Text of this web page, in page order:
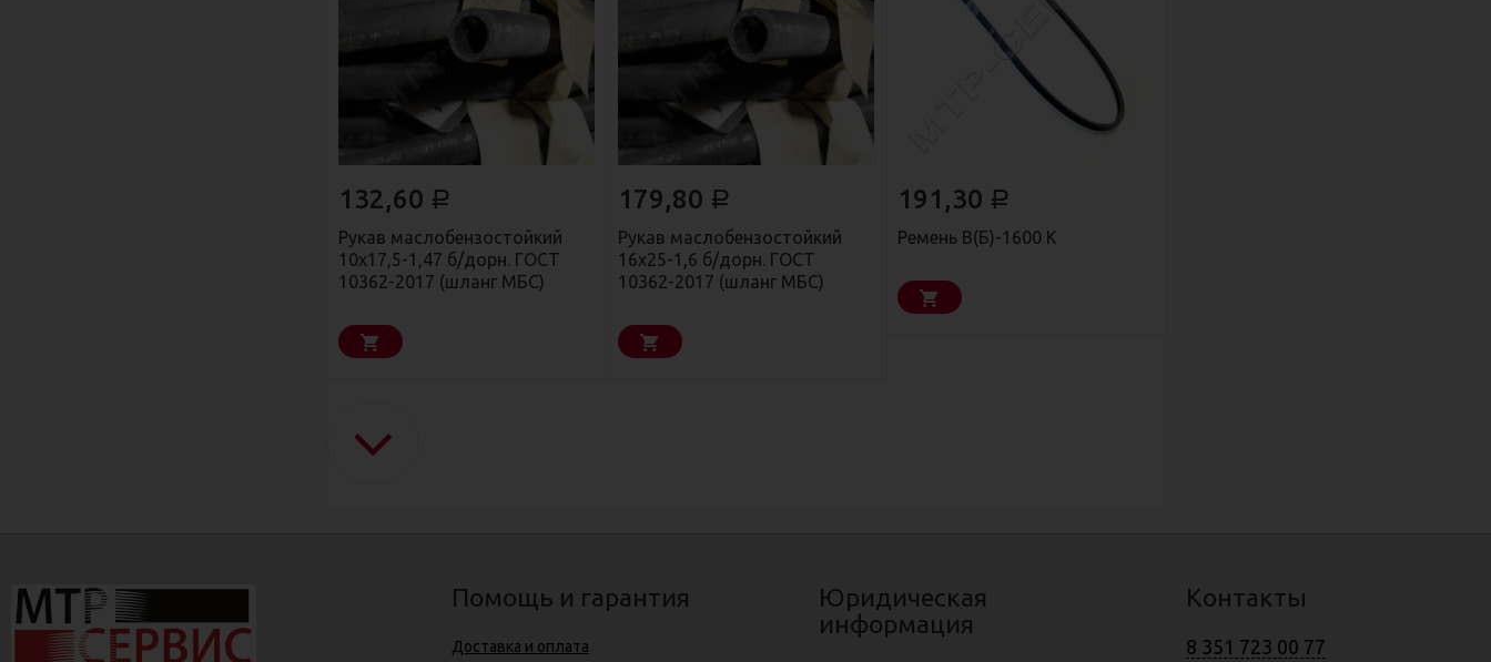
132,60 Р
Рукав маслобензостойкий
10х17,5-1,47 б/дорн. ГОСТ
10362-2017 (шланг МБС)
179,80 Р
Рукав маслобензостойкий
16х25-1,6 б/дорн. ГОСТ
10362-2017 (шланг МБС)
191,30 Р
Ремень В(Б)-1600 К
Помощь и гарантия
Доставка и оплата
Юридическая
информация
Контакты
8 351 723 00 77